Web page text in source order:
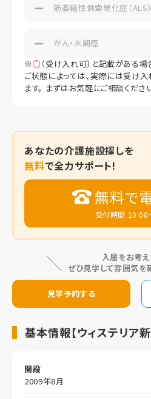
筋萎縮性側索硬化症（ALS）
がん・末期癌
※○ （受け入れ可）と記載がある
ご状態によっては、実際には受け
ます。 まずはお気軽にご相談くださ
あなたの介護施設探しを
無料で全力サポート!
無料で
受付時間 10:00
入居をお考え
ぜひ見学して雰囲気を
見学予約する
基本情報【ウィステリア新
開設
2009年8月